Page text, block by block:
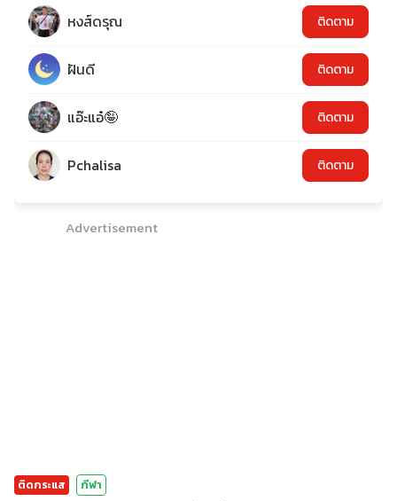
หงส์ดรุณ ติดตาม
ฝันดี ติดตาม
แอ๊ะแอ๋🤪 ติดตาม
Pchalisa ติดตาม
Advertisement
ติดกระแส กีฬา